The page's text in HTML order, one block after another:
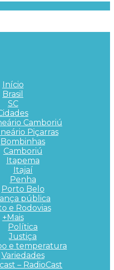
Início
Brasil
SC
Camboriú
Piçarras
Bombinhas
Camboriú
Itapema
Itajaí
Penha
Porto Belo
pública
e Rodovias
+Mais
Política
Justiça
e temperatura
Variedades
– RadioCast